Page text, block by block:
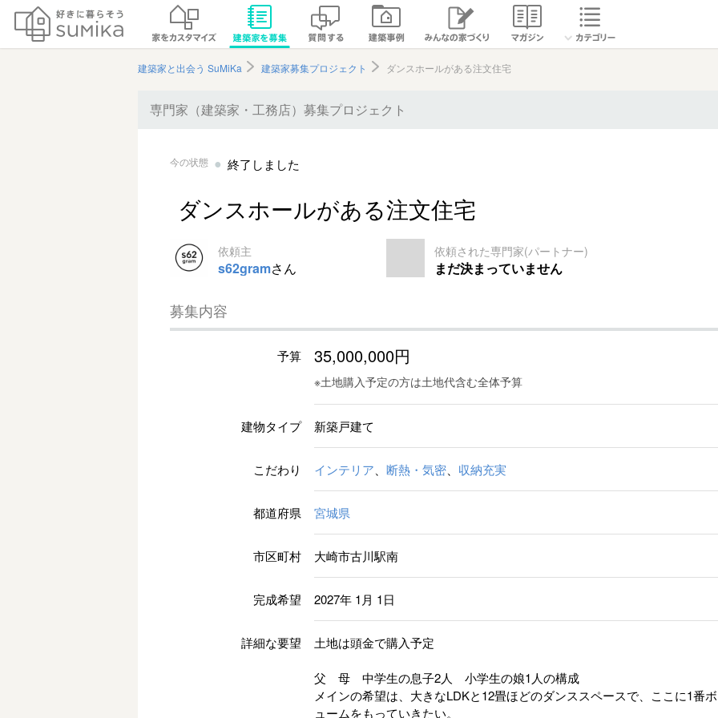
建築家と出会う SuMiKa 建築家募集プロジェクト ダンスホールがある注文住宅
専門家（建築家・工務店）募集プロジェクト
今の状態 ● 終了しました
ダンスホールがある注文住宅
依頼主
s62gramさん
依頼された専門家(パートナー)
まだ決まっていません
募集内容
予算 35,000,000円
※土地購入予定の方は土地代含む全体予算
建物タイプ 新築戸建て
こだわり インテリア 断熱・気密 収納充実
都道府県 宮城県
市区町村 大崎市古川駅南
完成希望 2027年 1月 1日
詳細な要望 土地は頭金で購入予定
父 母 中学生の息子2人 小学生の娘1人の構成
メインの希望は、大きなLDKと12畳ほどのダンススペースで、ここに1番
ュームをもっていきたい。